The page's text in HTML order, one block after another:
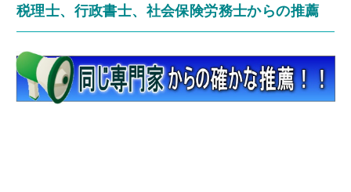
税理士、行政書士、社会保険労務士からの推薦